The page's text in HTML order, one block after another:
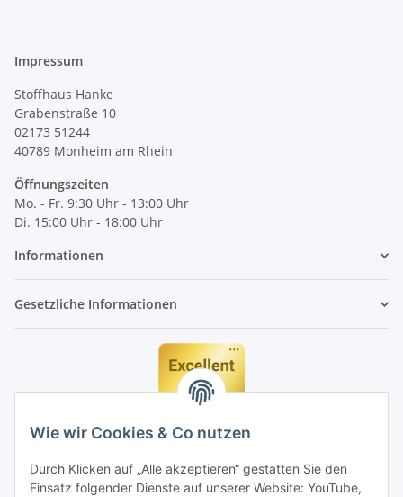
Wie wir Cookies & Co nutzen
Durch Klicken auf „Alle akzeptieren“ gestatten Sie den
Einsatz folgender Dienste auf unserer Website: YouTube,
Impressum
Stoffhaus Hanke
Grabenstraße 10
02173 51244
40789 Monheim am Rhein
Öffnungszeiten
Mo. - Fr. 9:30 Uhr - 13:00 Uhr
Di. 15:00 Uhr - 18:00 Uhr
Informationen
Gesetzliche Informationen